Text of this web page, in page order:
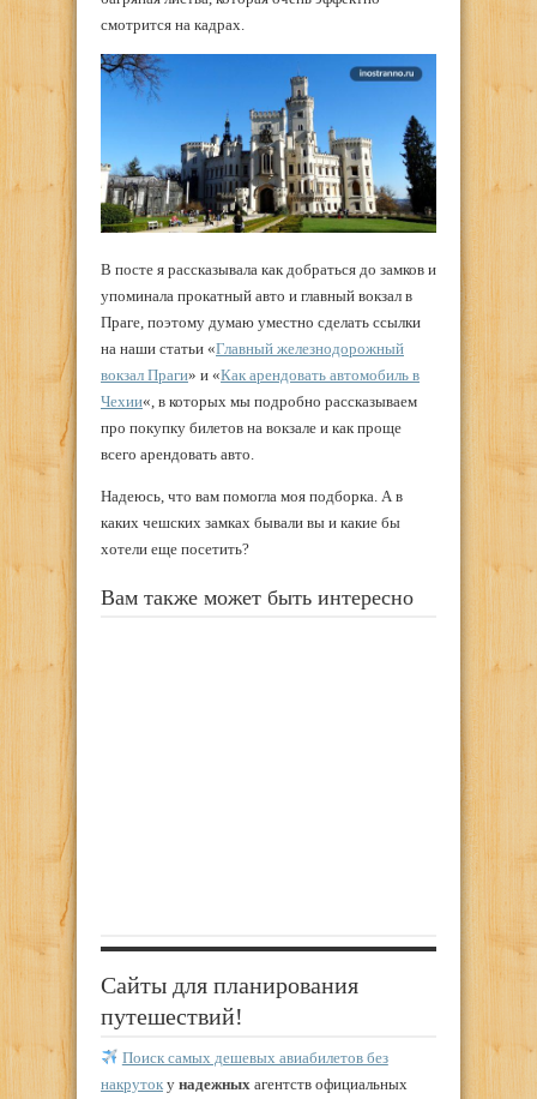
смотрится на кадрах.
В посте я рассказывала как добраться до замков и
упоминала прокатный авто и главный вокзал в
Праге, поэтому думаю уместно сделать ссылки
на наши статьи «Главный железнодорожный
вокзал Праги» и «Как арендовать автомобиль в
Чехии«, в которых мы подробно рассказываем
про покупку билетов на вокзале и как проще
всего арендовать авто.
Надеюсь, что вам помогла моя подборка. А в
каких чешских замках бывали вы и какие бы
хотели еще посетить?
Вам также может быть интересно
Сайты для планирования
путешествий!
Поиск самых дешевых авиабилетов без
накруток у надежных агентств официальных